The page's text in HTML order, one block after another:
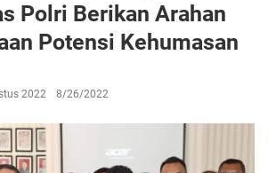
Polri Berikan Arahan
Potensi Kehumasan
2022
8/26/2022